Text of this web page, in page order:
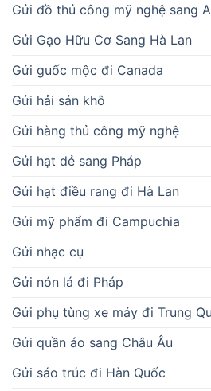
Gửi đồ thủ công mỹ nghệ sang
Gửi Gạo Hữu Cơ Sang Hà Lan
Gửi guốc mộc đi Canada
Gửi hải sản khô
Gửi hàng thủ công mỹ nghệ
Gửi hạt dẻ sang Pháp
Gửi hạt điều rang đi Hà Lan
Gửi mỹ phẩm đi Campuchia
Gửi nhạc cụ
Gửi nón lá đi Pháp
Gửi phụ tùng xe máy đi Trung
Gửi quần áo sang Châu Âu
Gửi sáo trúc đi Hàn Quốc